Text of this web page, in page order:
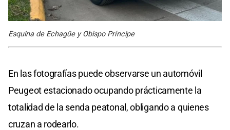
Esquina de Echagüe y Obispo Príncipe
En las fotografías puede observarse un automóvil
Peugeot estacionado ocupando prácticamente la
totalidad de la senda peatonal, obligando a quienes
cruzan a rodearlo.